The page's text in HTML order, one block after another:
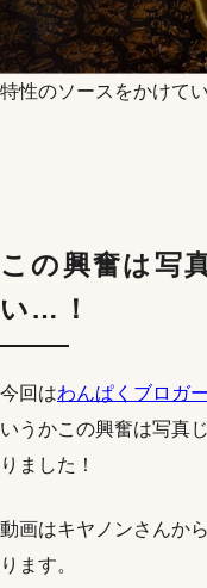
特性のソースをかけて
この興奮は写
い…！
今回はわんぱくブロガー
いうかこの興奮は写真
りました！
動画はキヤノンさんか
ります。